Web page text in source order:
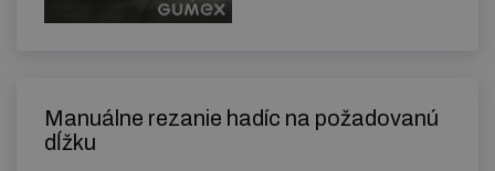
Manuálne rezanie hadíc na požadovanú
dĺžku